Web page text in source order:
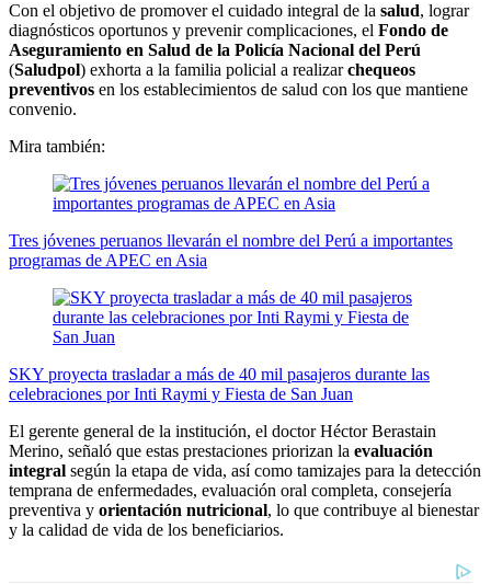
Con el objetivo de promover el cuidado integral de la salud, lograr
diagnósticos oportunos y prevenir complicaciones, el Fondo de
Aseguramiento en Salud de la Policía Nacional del Perú
(Saludpol) exhorta a la familia policial a realizarchequeos
preventivos en los establecimientos de salud con los que mantiene
convenio.
Mira también:
Tres jóvenes peruanos llevarán el nombre del Perú a importantes
programas de APEC en Asia
SKY proyecta trasladar a más de 40 mil pasajeros durante las
celebraciones por Inti Raymi y Fiesta de San Juan
El gerente general de la institución, el doctor Héctor Berastain
Merino, señaló que estas prestaciones priorizan la evaluación
integral según la etapa de vida, así como tamizajes para la detección
temprana de enfermedades, evaluación oral completa, consejería
preventiva y orientación nutricional, lo que contribuye al bienestar
y la calidad de vida de los beneficiarios.